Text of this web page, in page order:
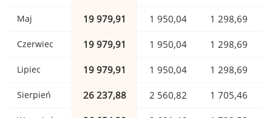
Maj 19 979,91 1 950,04 1 298,69
Czerwiec 19 979,91 1 950,04 1 298,69
Lipiec 19 979,91 1 950,04 1 298,69
Sierpień 26 237,88 2 560,82 1 705,46